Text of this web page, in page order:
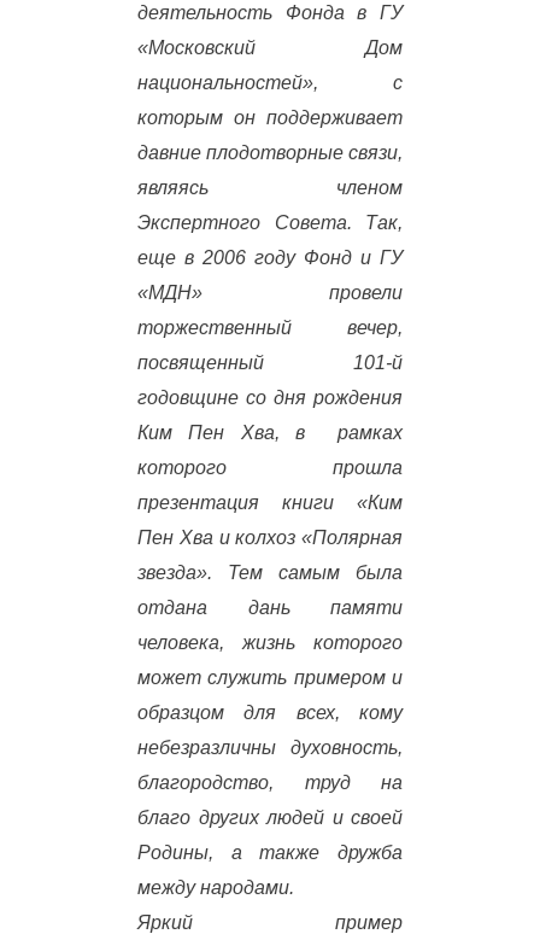
деятельность Фонда в ГУ
«Московский Дом
национальностей», с
которым он поддерживает
давние плодотворные связи,
являясь членом
Экспертного Совета. Так,
еще в 2006 году Фонд и ГУ
«МДН» провели
торжественный вечер,
посвященный 101-й
годовщине со дня рождения
Ким Пен Хва, в рамках
которого прошла
презентация книги «Ким
Пен Хва и колхоз «Полярная
звезда». Тем самым была
отдана дань памяти
человека, жизнь которого
может служить примером и
образцом для всех, кому
небезразличны духовность,
благородство, труд на
благо других людей и своей
Родины, а также дружба
между народами.
Яркий пример